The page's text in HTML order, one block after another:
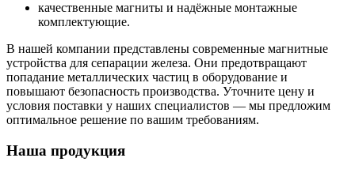
качественные магниты и надёжные монтажные
комплектующие.
В нашей компании представлены современные магнитные
устройства для сепарации железа. Они предотвращают
попадание металлических частиц в оборудование и
повышают безопасность производства. Уточните цену и
условия поставки у наших специалистов — мы предложим
оптимальное решение по вашим требованиям.
Наша продукция